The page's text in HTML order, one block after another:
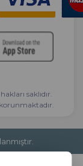
saklıdır.